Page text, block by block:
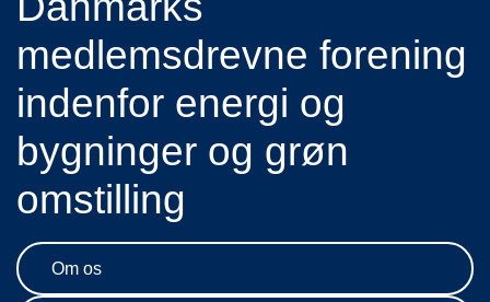
medlemsdrevne forening
indenfor energi og
bygninger og grøn
omstilling
Om os